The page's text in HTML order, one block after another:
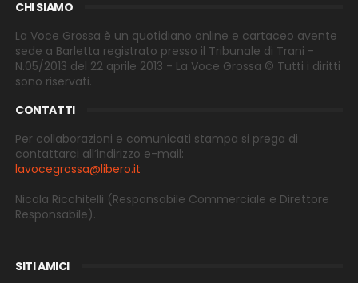
CHI SIAMO
La Voce Grossa è un quotidiano online e cartaceo avente
sede a Barletta registrato presso il Tribunale di Trani -
N.05/2013 del 22 aprile 2013 - La Voce Grossa © Tutti i diritti
sono riservati.
CONTATTI
Per collaborazioni e comunicati stampa si prega di
contattarci all’indirizzo e-mail:
lavocegrossa@libero.it
Nicola Ricchitelli (Responsabile Commerciale e Direttore
Responsabile).
SITI AMICI